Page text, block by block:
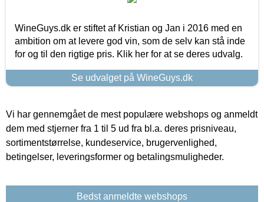
WineGuys.dk er stiftet af Kristian og Jan i 2016 med en
ambition om at levere god vin, som de selv kan stå inde
for og til den rigtige pris. Klik her for at se deres udvalg.
Se udvalget på WineGuys.dk
Vi har gennemgået de mest populære webshops og anmeldt
dem med stjerner fra 1 til 5 ud fra bl.a. deres prisniveau,
sortimentstørrelse, kundeservice, brugervenlighed,
betingelser, leveringsformer og betalingsmuligheder.
Bedst anmeldte webshops